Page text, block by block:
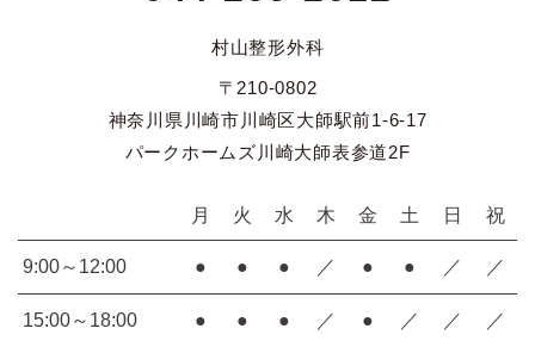
村山整形外科
〒210-0802
神奈川県川崎市川崎区大師駅前1-6-17
パークホームズ川崎大師表参道2F
月 火 水 木 金 土 日 祝
9:00～12:00 ● ● ● ／ ● ● ／ ／
15:00～18:00 ● ● ● ／ ● ／ ／ ／